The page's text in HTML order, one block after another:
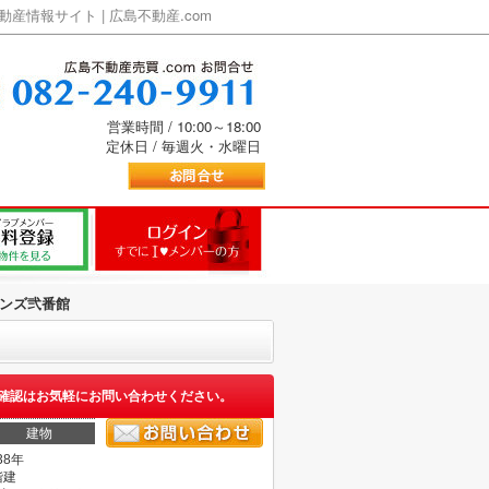
産情報サイト | 広島不動産.com
営業時間 / 10:00～18:00
定休日 / 毎週火・水曜日
ズ弐番館
認はお気軽にお問い合わせください。
建物
年
建